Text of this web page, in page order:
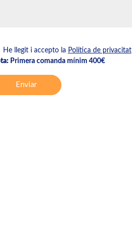
He llegit i accepto la Política de privacitat
Primera comanda mínim 400€
Enviar